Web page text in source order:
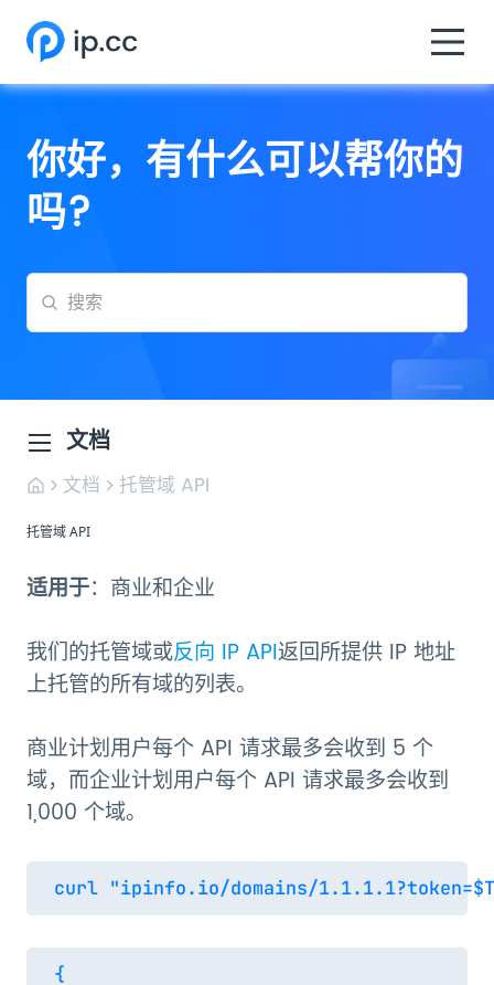
你好，有什么可以帮你的
吗?
文档
文档 托管域 API
托管域 API
适用于：商业和企业
我们的托管域或反向 IP API返回所提供 IP 地址
上托管的所有域的列表。
商业计划用户每个 API 请求最多会收到 5 个
域，而企业计划用户每个 API 请求最多会收到
1,000 个域。
{